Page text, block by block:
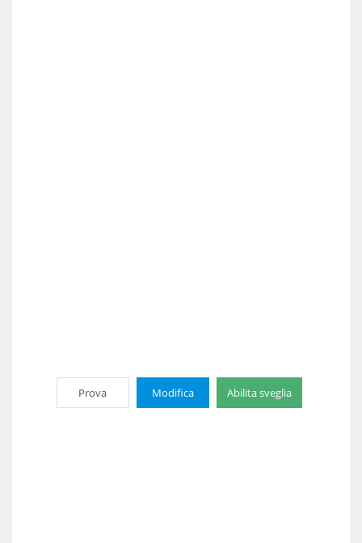
Prova Modifica Abilita sveglia